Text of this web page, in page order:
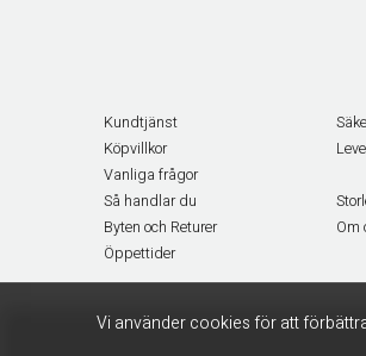
Vi använder cookies för att
Kundtjänst
Köpvillkor
Vanliga frågor
Så handlar du
Byten och Returer
Om
Öppettider